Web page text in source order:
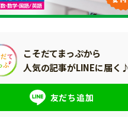
こそだてまっぷから
人気の記事がLINEに届く♪
友だち追加